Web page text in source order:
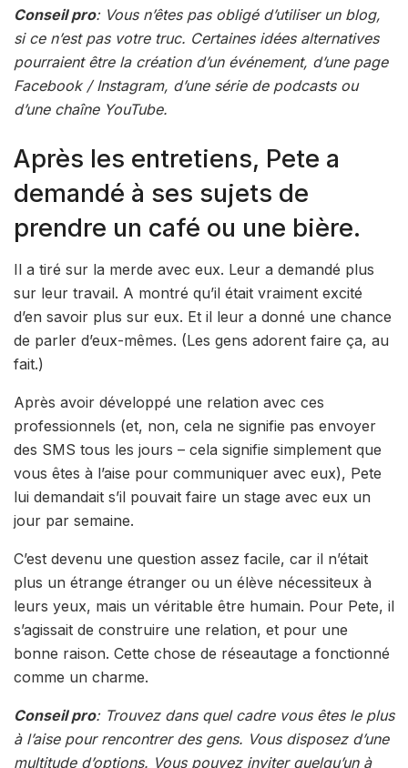
Conseil pro: Vous n’êtes pas obligé d’utiliser un blog,
si ce n’est pas votre truc. Certaines idées alternatives
pourraient être la création d’un événement, d’une page
Facebook / Instagram, d’une série de podcasts ou
d’une chaîne YouTube.
Après les entretiens, Pete a
demandé à ses sujets de
prendre un café ou une bière.
Il a tiré sur la merde avec eux. Leur a demandé plus
sur leur travail. A montré qu’il était vraiment excité
d’en savoir plus sur eux. Et il leur a donné une chance
de parler d’eux-mêmes. (Les gens adorent faire ça, au
fait.)
Après avoir développé une relation avec ces
professionnels (et, non, cela ne signifie pas envoyer
des SMS tous les jours – cela signifie simplement que
vous êtes à l’aise pour communiquer avec eux), Pete
lui demandait s’il pouvait faire un stage avec eux un
jour par semaine.
C’est devenu une question assez facile, car il n’était
plus un étrange étranger ou un élève nécessiteux à
leurs yeux, mais un véritable être humain. Pour Pete, il
s’agissait de construire une relation, et pour une
bonne raison. Cette chose de réseautage a fonctionné
comme un charme.
Conseil pro: Trouvez dans quel cadre vous êtes le plus
à l’aise pour rencontrer des gens. Vous disposez d’une
multitude d’options. Vous pouvez inviter quelqu’un à